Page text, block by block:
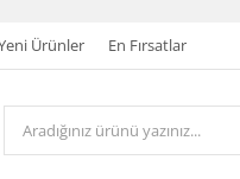
Ürünler En Fırsatlar